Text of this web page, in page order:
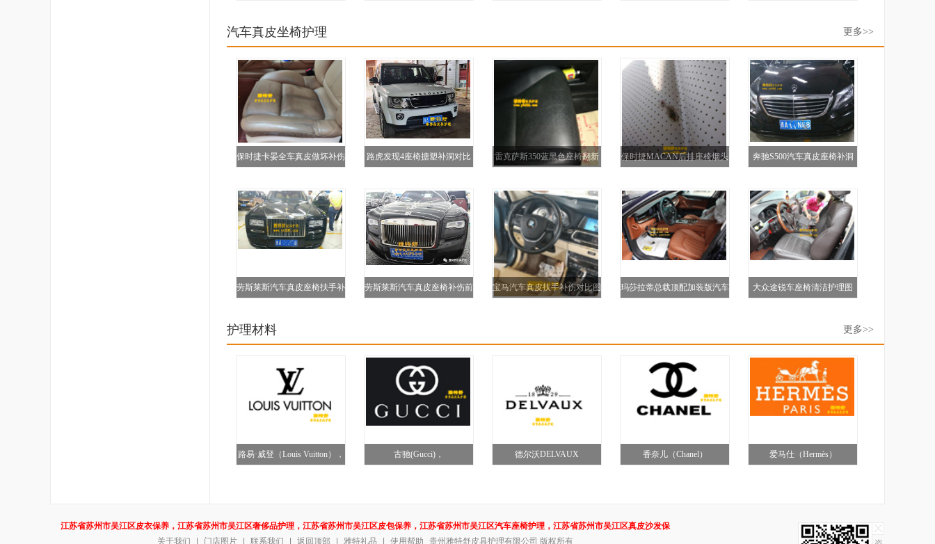
汽车真皮坐椅护理 更多>>
保时捷卡晏全车真皮做坏补伤 路虎发现4座椅搪塑补洞对比 雷克萨斯350蓝黑色座椅翻新 保时捷MACAN后排座椅烟头 奔驰S500汽车真皮座椅补洞
劳斯莱斯汽车真皮座椅扶手补 劳斯莱斯汽车真皮座椅补伤前 宝马汽车真皮扶手补伤对比图 玛莎拉蒂总载顶配加装版汽车 大众途锐车座椅清洁护理图
护理材料 更多>>
路易·威登（Louis Vuitton）， 古驰(Gucci)， 德尔沃DELVAUX 香奈儿（Chanel） 爱马仕（Hermès）
江苏省苏州市吴江区皮衣保养，江苏省苏州市吴江区奢侈品护理，江苏省苏州市吴江区皮包保养，江苏省苏州市吴江区汽车座椅护理，江苏省苏州市吴江区真皮沙发保
养。
关于我们 门店图片 联系我们 返回顶部 雅特礼品 使用帮助 贵州雅特舒皮具护理有限公司 版权所有